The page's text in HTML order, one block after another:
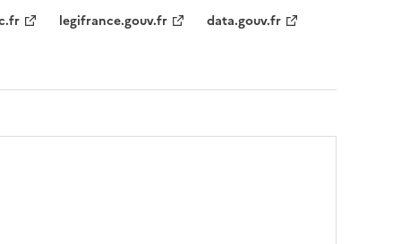
legifrance.gouv.fr data.gouv.fr